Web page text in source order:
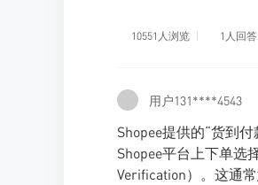
10551人浏览 1人回答
用户131****4543
Shopee提供的“货到
Shopee平台上下单选
Verification）。这通